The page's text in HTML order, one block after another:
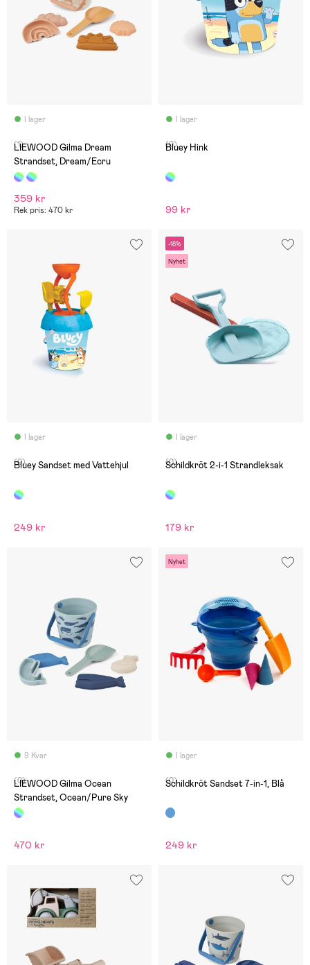
I lager
(1)
LIEWOOD Gilma Dream
Strandset, Dream/Ecru
359 kr
Rek pris: 470 kr
I lager
(0)
Bluey Hink
99 kr
I lager
(0)
Bluey Sandset med Vattehjul
249 kr
-18%
Nyhet
I lager
(0)
Schildkröt 2-i-1 Strandleksak
179 kr
9 Kvar
(0)
LIEWOOD Gilma Ocean
Strandset, Ocean/Pure Sky
470 kr
Nyhet
I lager
(0)
Schildkröt Sandset 7-in-1, Blå
249 kr